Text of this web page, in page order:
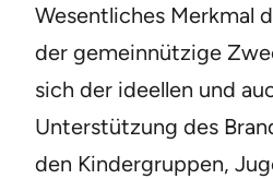
Wesentliches Merkmal
der gemeinnützige
sich der ideellen und
Unterstützung des
den Kindergruppen,